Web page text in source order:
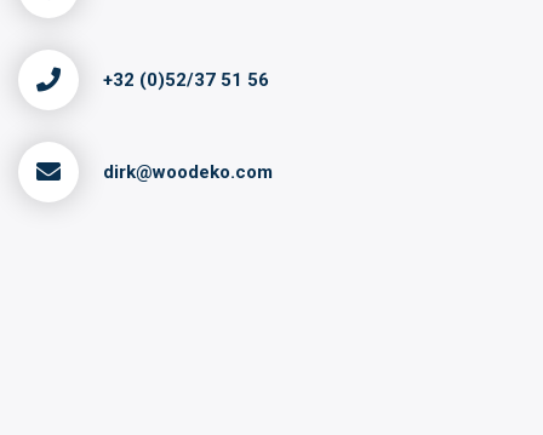
+32 (0)52/37 51 56
dirk@woodeko.com